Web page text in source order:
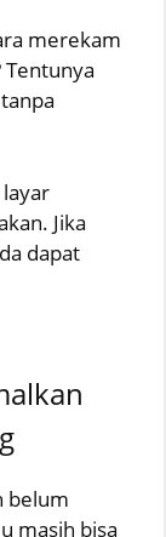
merekam
Tentunya
Jika
dapat
belum
masih bisa